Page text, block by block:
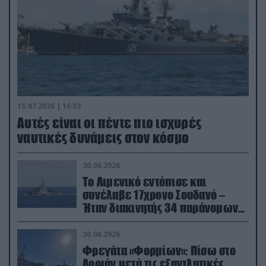
15.07.2026 | 16:03
Aυτές είναι οι πέντε πιο ισχυρές
ναυτικές δυνάμεις στον κόσμο
30.06.2026
Το Λιμενικό εντόπισε και
συνέλαβε 17χρονο Σουδανό –
Ήταν διακινητής 34 παράνομων
μεταναστών
30.06.2026
Φρεγάτα «Φορμίων»: Πίσω στο